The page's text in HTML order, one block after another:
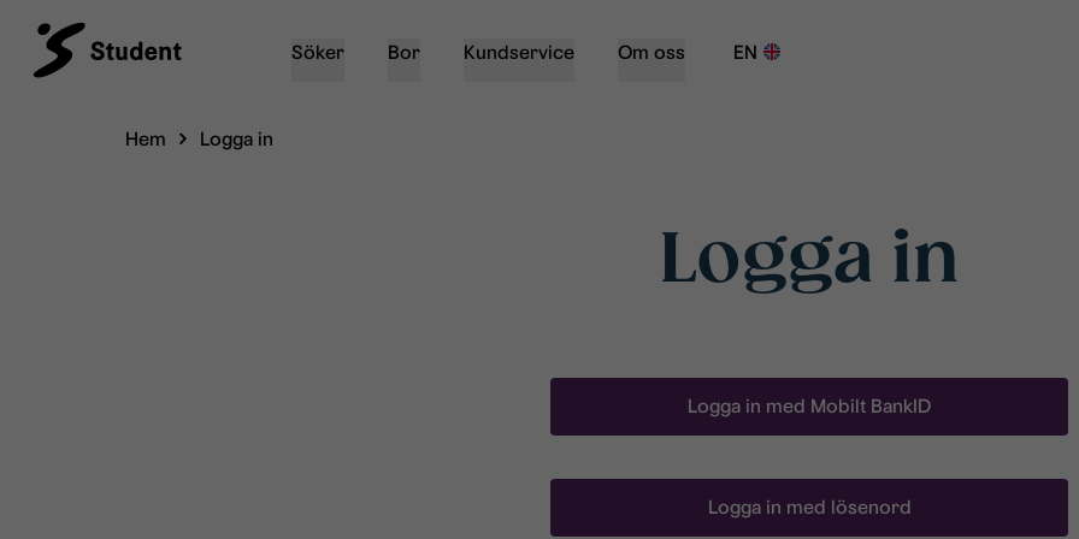
Söker Bor Kundservice Om oss EN
Hem Logga in
Logga in
Logga in med Mobilt BankID
Logga in med lösenord